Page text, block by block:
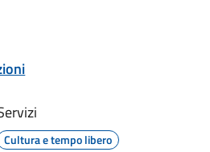
Cultura e tempo libero